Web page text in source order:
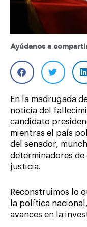
Ayúdanos a
En la madrugada
noticia del
candidato
mientras el país
del senador,
determinadores de
justicia.
Reconstruimos lo
la política
avances en la